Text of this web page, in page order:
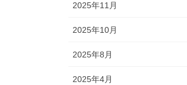
2025年11月
2025年10月
2025年8月
2025年4月